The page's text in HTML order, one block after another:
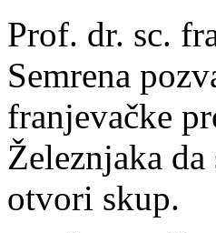
Prof. dr. sc.
Semrena
franjevačke
Železnjaka
otvori skup.